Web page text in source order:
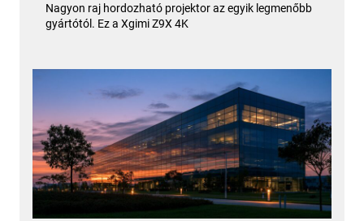
Nagyon raj hordozható projektor az egyik legmenőbb
gyártótól. Ez a Xgimi Z9X 4K